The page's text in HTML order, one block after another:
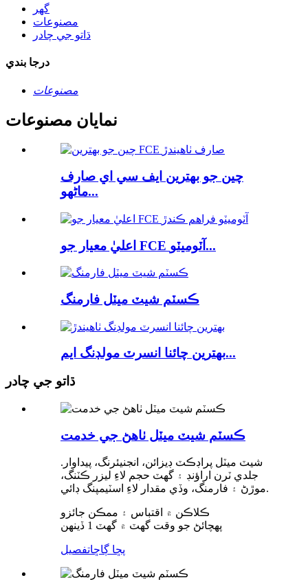
گھر
مصنوعات
ڌاتو جي چادر
درجا بندي
مصنوعات
نمايان مصنوعات
چين جو بهترين ايف سي اي صارف
ماڻهو...
اعليٰ معيار جو FCE آٽوميٽو...
ڪسٽم شيٽ ميٽل فارمنگ
بهترين چائنا انسرٽ مولڊنگ ايم...
ڌاتو جي چادر
ڪسٽم شيٽ ميٽل ٺاهڻ جي خدمت
شيٽ ميٽل پراڊڪٽ ڊيزائن، انجنيئرنگ، پيداوار.
جلدي ٽرن اراؤنڊ ۽ گهٽ حجم لاءِ ليزر ڪٽنگ،
موڙڻ ۽ فارمنگ، وڏي مقدار لاءِ اسٽيمپنگ ڊائي.
ڪلاڪن ۾ اقتباس ۽ ممڪن جائزو
پهچائڻ جو وقت گهٽ ۾ گهٽ 1 ڏينهن
پڇا ڳاڇاتفصيل